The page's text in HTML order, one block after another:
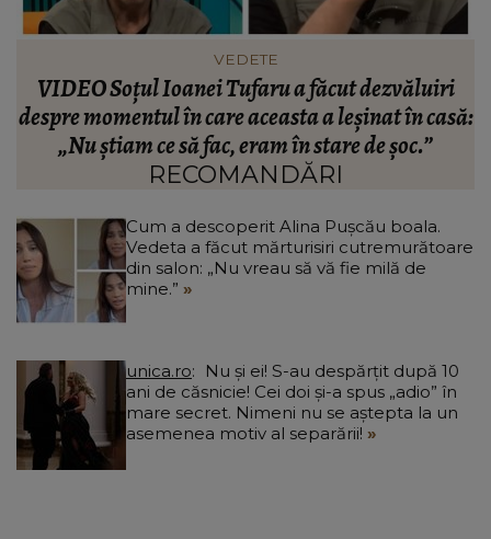
VEDETE
Cătălin Crișan dezvăluie motivul despărțirii de
Camelia Tabără. Ce a spus artistul despre
standardele fostei partenere: „Nu pot să...”
RECOMANDĂRI
Cum a descoperit Alina Pușcău boala.
Vedeta a făcut mărturisiri cutremurătoare
din salon: „Nu vreau să vă fie milă de
mine.”
unica.ro
ani de căsnicie! Cei doi și-a spus „adio” în
mare secret. Nimeni nu se aștepta la un
asemenea motiv al separării!